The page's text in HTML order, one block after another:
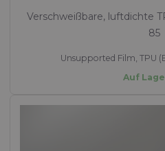
Verschweißbare, luftdichte
85
Unsupported Film, TPU
Auf